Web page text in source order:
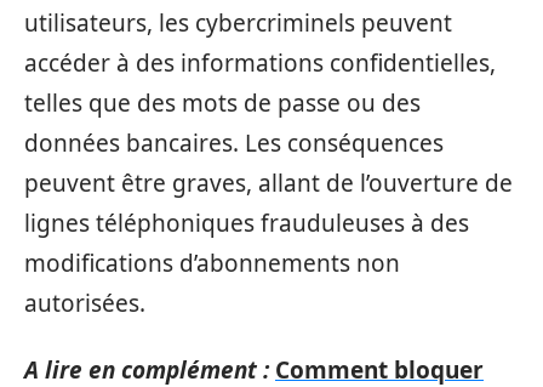
utilisateurs, les cybercriminels peuvent
accéder à des informations confidentielles,
telles que des mots de passe ou des
données bancaires. Les conséquences
peuvent être graves, allant de l’ouverture de
lignes téléphoniques frauduleuses à des
modifications d’abonnements non
autorisées.
A lire en complément : Comment bloquer